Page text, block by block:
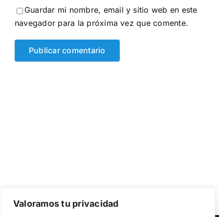
Valoramos tu privacidad
Guardar mi nombre, email y sitio web en este
navegador para la próxima vez que comente.